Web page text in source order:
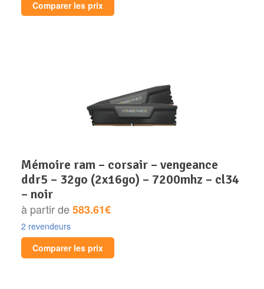
Comparer les prix
mémoire ram – corsair – vengeance
ddr5 – 32go (2x16go) – 7200mhz – cl34
– noir
à partir de583.61€
2 revendeurs
Comparer les prix